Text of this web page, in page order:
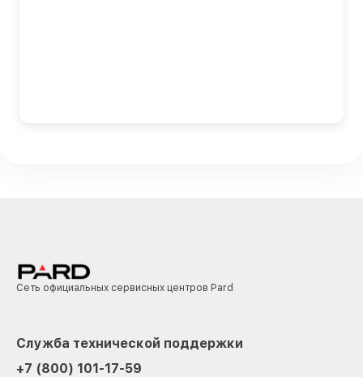
Сеть официальных сервисных центров Pard
Служба технической поддержки
+7 (800) 101-17-59